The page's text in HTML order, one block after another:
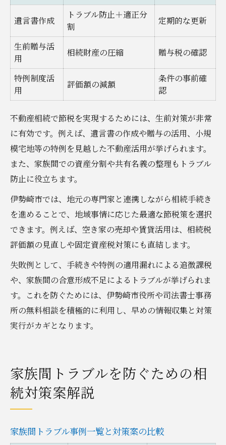
遺言書作成
トラブル防止＋適正分
割
定期的な更新
生前贈与活
用
相続財産の圧縮 贈与税の確認
特例制度活
用
評価額の減額
条件の事前確
認
不動産相続で節税を実現するためには、生前対策が非常
に有効です。例えば、遺言書の作成や贈与の活用、小規
模宅地等の特例を見越した不動産活用が挙げられます。
また、家族間での資産分割や共有名義の整理もトラブル
防止に役立ちます。
伊勢崎市では、地元の専門家と連携しながら相続手続き
を進めることで、地域事情に応じた最適な節税策を選択
できます。例えば、空き家の売却や賃貸活用は、相続税
評価額の見直しや固定資産税対策にも直結します。
失敗例として、手続きや特例の適用漏れによる追徴課税
や、家族間の合意形成不足によるトラブルが挙げられま
す。これを防ぐためには、伊勢崎市役所や司法書士事務
所の無料相談を積極的に利用し、早めの情報収集と対策
実行がカギとなります。
家族間トラブルを防ぐための相
続対策案解説
家族間トラブル事例一覧と対策案の比較